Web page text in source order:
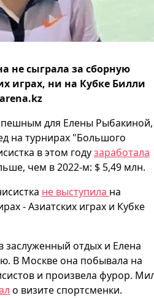
не сыграла за сборную
играх, ни на Кубке Билли
для Елены Рыбакиной,
на турнирах "Большого
в этом годузаработала
чем в 2022-м: $ 5,49 млн.
не выступила на
- Азиатских играх и Кубке
заслуженный отдых и Елена
В Москве она побывала на
и произвела фурор.
о визите спортсменки.